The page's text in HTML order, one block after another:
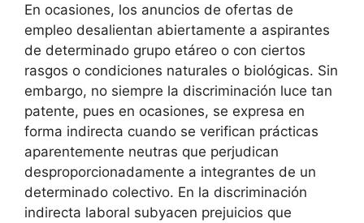
En ocasiones, los anuncios de ofertas de
empleo desalientan abiertamente a aspirantes
de determinado grupo etáreo o con ciertos
rasgos o condiciones naturales o biológicas. Sin
embargo, no siempre la discriminación luce tan
patente, pues en ocasiones, se expresa en
forma indirecta cuando se verifican prácticas
aparentemente neutras que perjudican
desproporcionadamente a integrantes de un
determinado colectivo. En la discriminación
indirecta laboral subyacen prejuicios que